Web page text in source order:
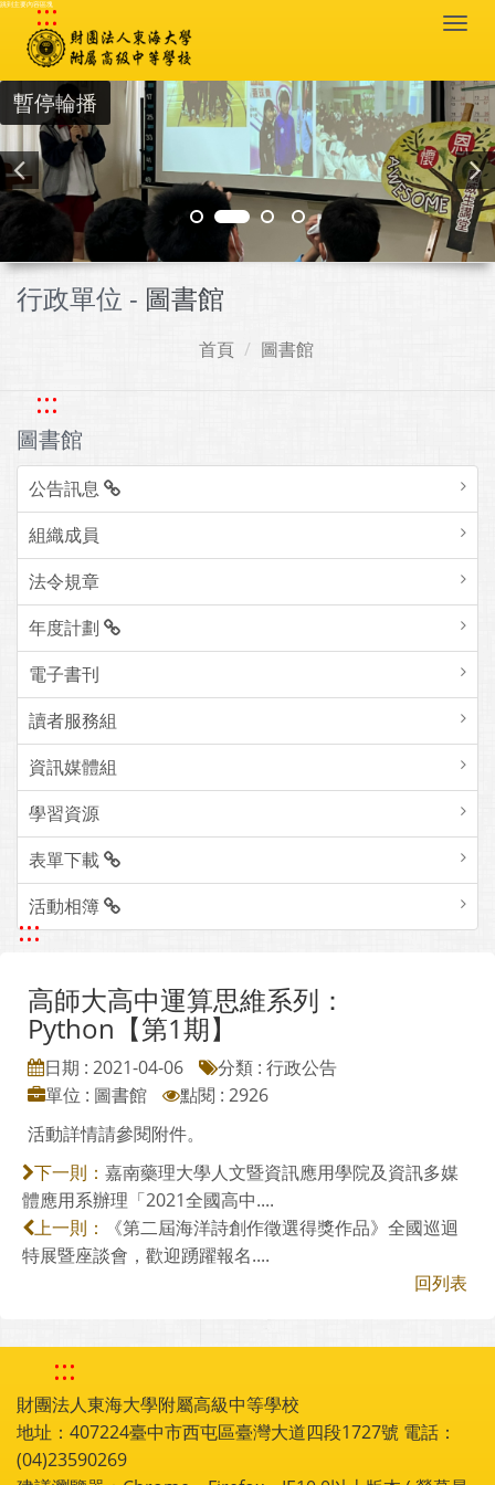
跳到主要內容區塊
:::
暫停輪播
行政單位 - 圖書館
首頁 圖書館
:::
圖書館
公告訊息
組織成員
法令規章
年度計劃
電子書刊
讀者服務組
資訊媒體組
學習資源
表單下載
活動相簿
:::
高師大高中運算思維系列：
Python【第1期】
日期 : 2021-04-06
分類 : 行政公告
單位 : 圖書館
點閱 : 2926
活動詳情請參閱附件。
下一則： 嘉南藥理大學人文暨資訊應用學院及資訊多媒
體應用系辦理「2021全國高中....
上一則：
《第二屆海洋詩創作徵選得獎作品》全國巡迴
特展暨座談會，歡迎踴躍報名....
回列表
:::
財團法人東海大學附屬高級中等學校
地址：407224臺中市西屯區臺灣大道四段1727號 電話：
(04)23590269